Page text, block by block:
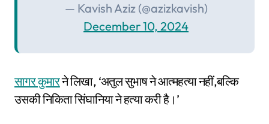
— Kavish Aziz (@azizkavish)
December 10, 2024
सागर कुमारने लिखा, ‘अतुल सुभाष ने आत्महत्या नहीं,बल्कि
उसकी निकिता सिंघानिया ने हत्या करी है।’